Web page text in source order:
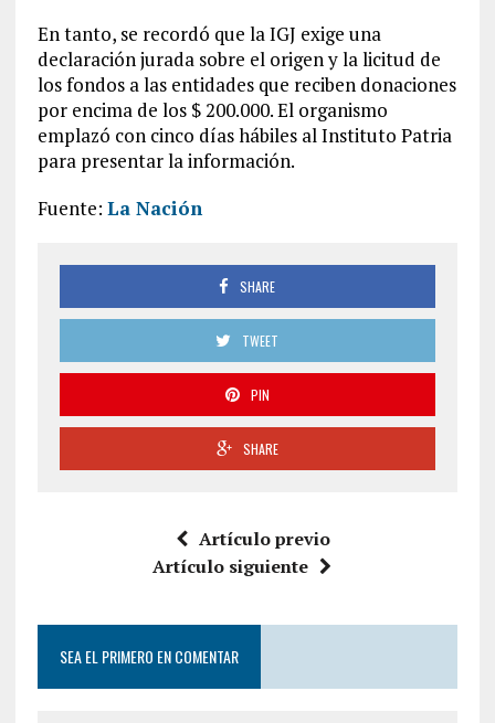
En tanto, se recordó que la IGJ exige una
declaración jurada sobre el origen y la licitud de
los fondos a las entidades que reciben donaciones
por encima de los $ 200.000. El organismo
emplazó con cinco días hábiles al Instituto Patria
para presentar la información.
Fuente: La Nación
SHARE
TWEET
PIN
SHARE
Artículo previo
Artículo siguiente
SEA EL PRIMERO EN COMENTAR